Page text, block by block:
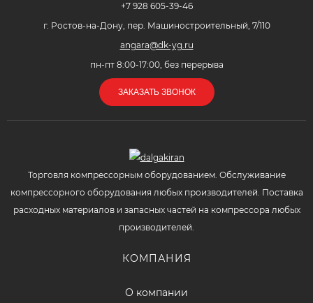
+7 928 605-39-46
г. Ростов-на-Дону, пер. Машиностроительный, 7/110
angara@dk-yg.ru
пн-пт 8:00-17:00, без перерыва
ЗАКАЗАТЬ ЗВОНОК
Торговля компрессорным оборудованием. Обслуживание
компрессорного оборудования любых производителей. Поставка
расходных материалов и запасных частей на компрессора любых
производителей.
КОМПАНИЯ
О компании